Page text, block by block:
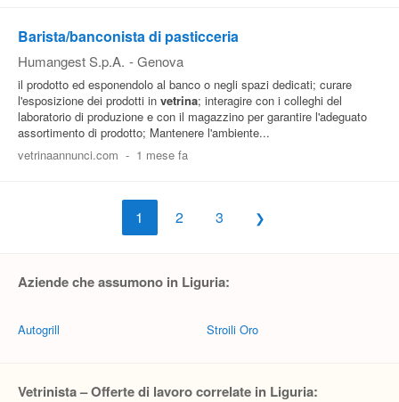
Barista/banconista di pasticceria
Humangest S.p.A. - Genova
il prodotto ed esponendolo al banco o negli spazi dedicati; curare
l'esposizione dei prodotti in vetrina; interagire con i colleghi del
laboratorio di produzione e con il magazzino per garantire l'adeguato
assortimento di prodotto; Mantenere l'ambiente...
vetrinaannunci.com - 1 mese fa
1 2 3
Aziende che assumono in Liguria:
Autogrill Stroili Oro
Vetrinista – Offerte di lavoro correlate in Liguria: